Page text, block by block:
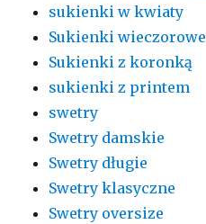
sukienki w kwiaty
Sukienki wieczorowe
Sukienki z koronką
sukienki z printem
swetry
Swetry damskie
Swetry długie
Swetry klasyczne
Swetry oversize